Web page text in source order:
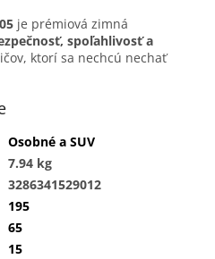
je prémiová zimná
spoľahlivosť a
ktorí sa nechcú nechať
Osobné a SUV
7.94 kg
3286341529012
195
65
15